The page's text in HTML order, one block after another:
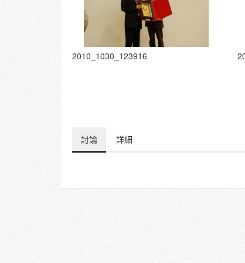
2010_1030_123916
討論 詳細